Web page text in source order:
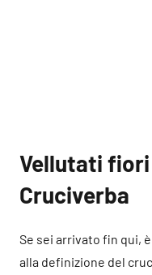
Vellutati fiori
Cruciverba
Se sei arrivato fin qui,
alla definizione del